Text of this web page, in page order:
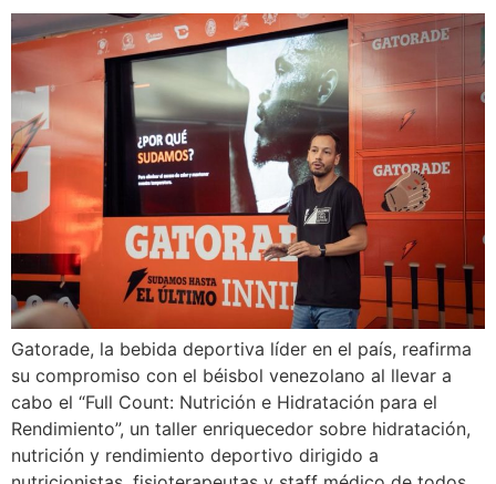
Gatorade, la bebida deportiva líder en el país, reafirma
su compromiso con el béisbol venezolano al llevar a
cabo el “Full Count: Nutrición e Hidratación para el
Rendimiento”, un taller enriquecedor sobre hidratación,
nutrición y rendimiento deportivo dirigido a